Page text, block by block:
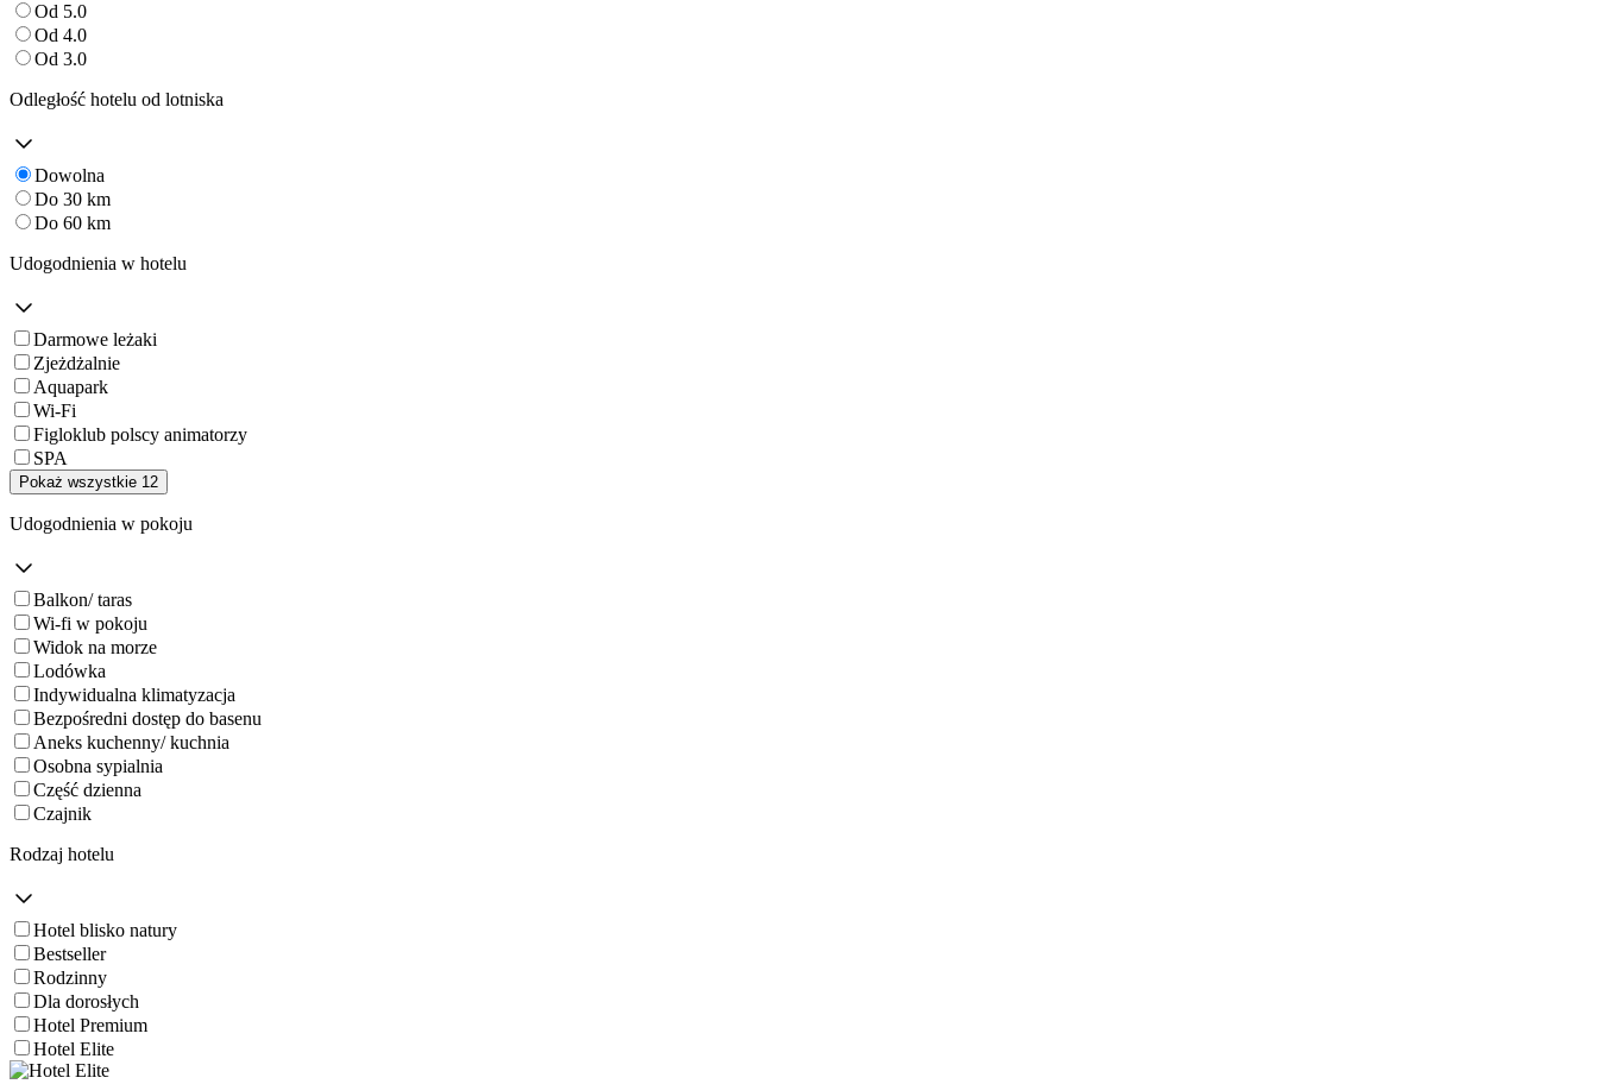
Od 5.0
Od 4.0
Od 3.0
Odległość hotelu od lotniska
Dowolna
Do 30 km
Do 60 km
Udogodnienia w hotelu
Darmowe leżaki
Zjeżdżalnie
Aquapark
Wi-Fi
Figloklub polscy animatorzy
SPA
Pokaż wszystkie 12
Udogodnienia w pokoju
Balkon/ taras
Wi-fi w pokoju
Widok na morze
Lodówka
Indywidualna klimatyzacja
Bezpośredni dostęp do basenu
Aneks kuchenny/ kuchnia
Osobna sypialnia
Część dzienna
Czajnik
Rodzaj hotelu
Hotel blisko natury
Bestseller
Rodzinny
Dla dorosłych
Hotel Premium
Hotel Elite